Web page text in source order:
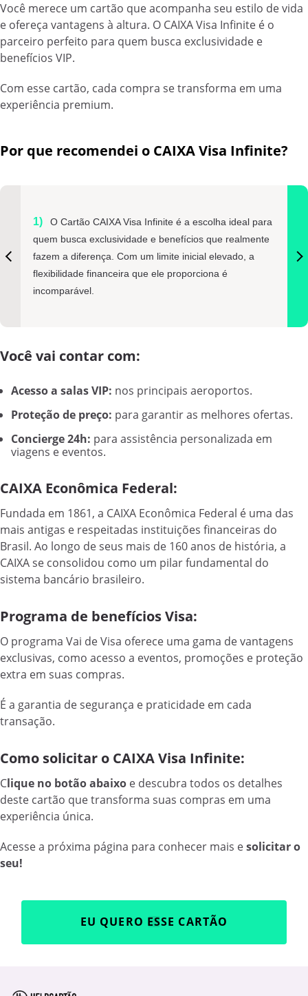
Você merece um cartão que acompanha seu estilo de vida
e ofereça vantagens à altura. O CAIXA Visa Infinite é o
parceiro perfeito para quem busca exclusividade e
benefícios VIP.
Com esse cartão, cada compra se transforma em uma
experiência premium.
Por que recomendei o CAIXA Visa Infinite?
O Cartão CAIXA Visa Infinite é a escolha ideal para
quem busca exclusividade e benefícios que realmente
fazem a diferença. Com um limite inicial elevado, a
flexibilidade financeira que ele proporciona é
incomparável.
Você vai contar com:
Acesso a salas VIP: nos principais aeroportos.
Proteção de preço: para garantir as melhores ofertas.
Concierge 24h: para assistência personalizada em
viagens e eventos.
CAIXA Econômica Federal:
Fundada em 1861, a CAIXA Econômica Federal é uma das
mais antigas e respeitadas instituições financeiras do
Brasil. Ao longo de seus mais de 160 anos de história, a
CAIXA se consolidou como um pilar fundamental do
sistema bancário brasileiro.
Programa de benefícios Visa:
O programa Vai de Visa oferece uma gama de vantagens
exclusivas, como acesso a eventos, promoções e proteção
extra em suas compras.
É a garantia de segurança e praticidade em cada
transação.
Como solicitar o CAIXA Visa Infinite:
Clique no botão abaixo e descubra todos os detalhes
deste cartão que transforma suas compras em uma
experiência única.
Acesse a próxima página para conhecer mais esolicitar o
seu!
EU QUERO ESSE CARTÃO